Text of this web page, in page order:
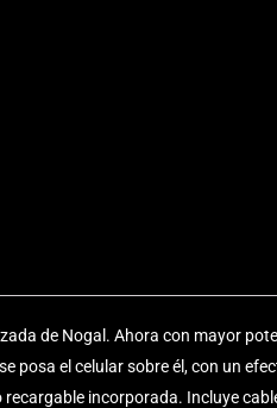
de Nogal. Ahora con mayor
posa el celular sobre él, con un
incorporada. Incluye